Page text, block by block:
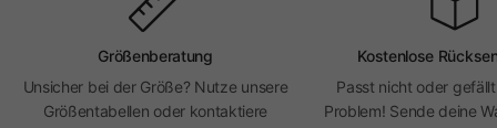
Größenberatung
Unsicher bei der Größe? Nutze unsere
Größentabellen oder kontaktiere
Kostenlose
Passt nicht oder
Problem! Sende deine